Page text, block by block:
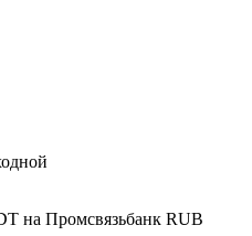
на Промсвязьбанк RUB